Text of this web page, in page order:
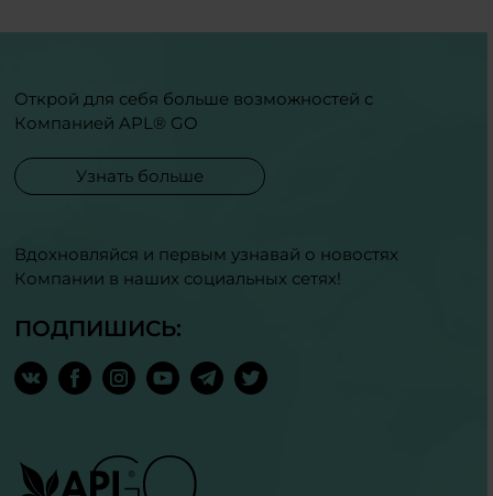
Открой для себя больше возможностей с
Компанией APL® GO
Узнать больше
Вдохновляйся и первым узнавай о новостях
Компании в наших социальных сетях!
ПОДПИШИСЬ: